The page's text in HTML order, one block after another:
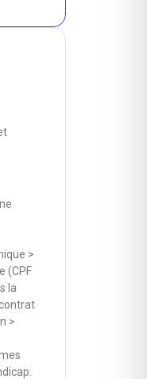
>
(CPF
la
>